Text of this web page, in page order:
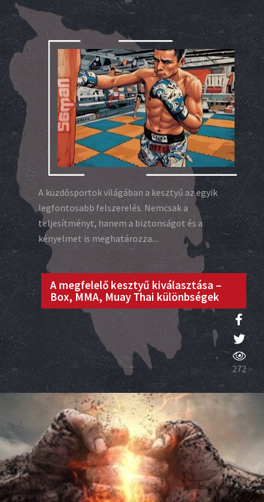
A küzdősportok világában a kesztyű az egyik
legfontosabb felszerelés. Nemcsak a
teljesítményt, hanem a biztonságot és a
kényelmet is meghatározza....
A megfelelő kesztyű kiválasztása –
Box, MMA, Muay Thai különbségek
272